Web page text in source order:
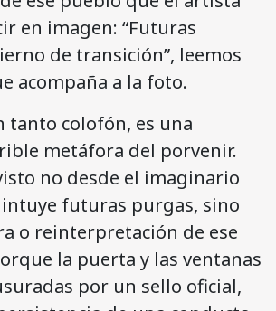
en imagen: “Futuras
de transición”, leemos
acompaña a la foto.
tanto colofón, es una
metáfora del porvenir.
no desde el imaginario
futuras purgas, sino
o reinterpretación de ese
la puerta y las ventanas
por un sello oficial,